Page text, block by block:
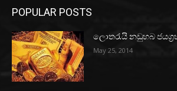
POPULAR POSTS
ලොතරැයි නඩුහබ
May 25, 2014